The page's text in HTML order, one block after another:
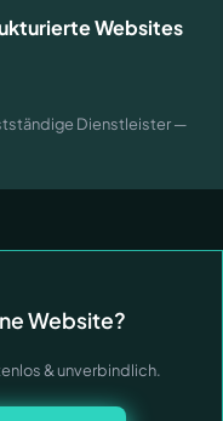
Websites
Dienstleister —
Website?
& unverbindlich.